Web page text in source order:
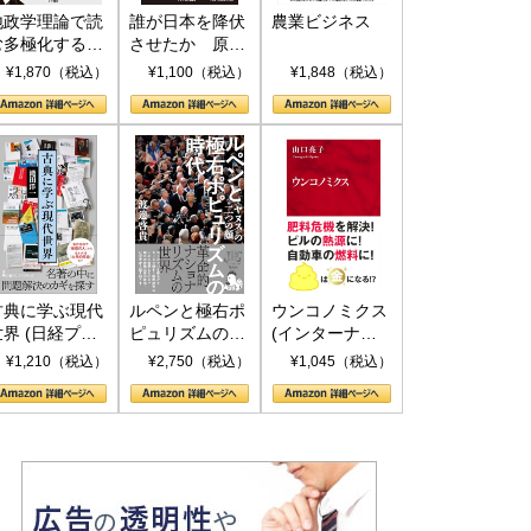
政学理論で読
多極化する世
トランプと
¥1,870（税込）
誰が日本を降伏
させたか 原爆
投下、ソ連参
(PHP新書)
¥1,100（税込）
農業ビジネス
¥1,848（税込）
典に学ぶ現代
界 (日経プレ
アシリーズ)
¥1,210（税込）
ルペンと極右ポ
ピュリズムの時
代：〈ヤヌス〉
¥2,750（税込）
ウンコノミクス
(インターナシ
ョナル新書)
¥1,045（税込）